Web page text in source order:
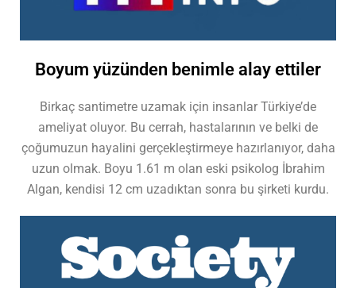
Boyum yüzünden benimle alay ettiler
Birkaç santimetre uzamak için insanlar Türkiye’de
ameliyat oluyor. Bu cerrah, hastalarının ve belki de
çoğumuzun hayalini gerçekleştirmeye hazırlanıyor, daha
uzun olmak. Boyu 1.61 m olan eski psikolog İbrahim
Algan, kendisi 12 cm uzadıktan sonra bu şirketi kurdu.